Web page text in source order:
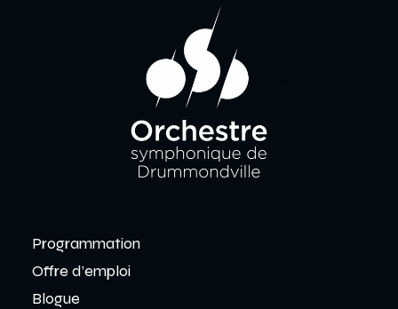
Programmation
Offre d’emploi
Blogue